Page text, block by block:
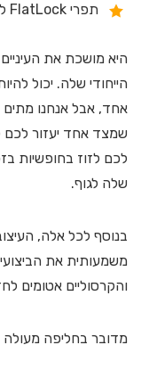
תפרי FlatLock למניעת גירויים בעור
היא מושכת את
הייחודי שלה. יכול
אחד, אבל אנחנו מתים
שמצד אחד יעזור
לכם לזוז בחופשיות
שלה לגוף.
בנוסף לכל אלה,
משמעותית את
והקרסוליים אטומים
מדובר בחליפה